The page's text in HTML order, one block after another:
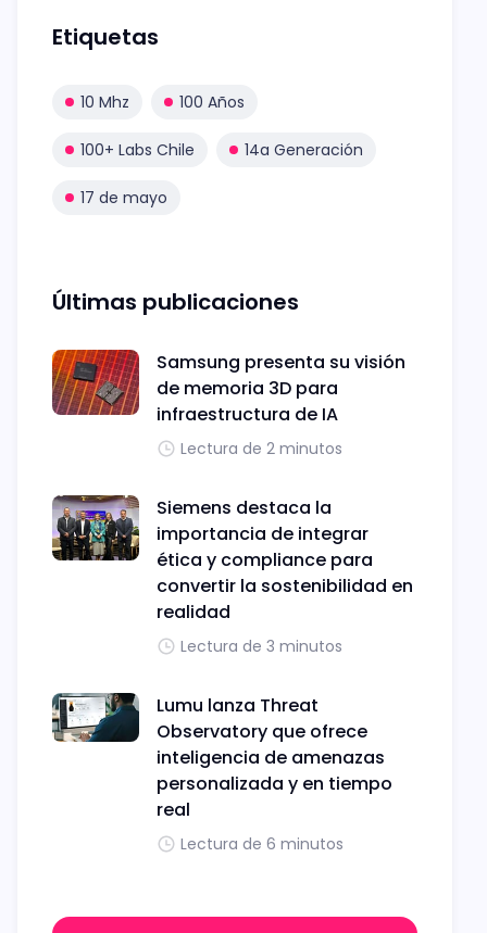
Etiquetas
10 Mhz 100 Años
100+ Labs Chile 14a Generación
17 de mayo
Últimas publicaciones
Samsung presenta su visión
de memoria 3D para
infraestructura de IA
Lectura de 2 minutos
Siemens destaca la
importancia de integrar
ética y compliance para
convertir la sostenibilidad en
realidad
Lectura de 3 minutos
Lumu lanza Threat
Observatory que ofrece
inteligencia de amenazas
personalizada y en tiempo
real
Lectura de 6 minutos